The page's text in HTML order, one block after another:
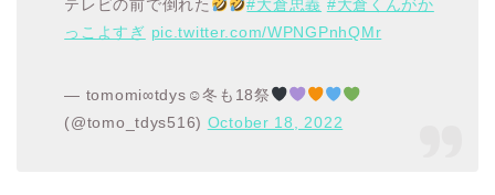
テレビの前で倒れた #大倉忠義 #大倉くんがか
っこよすぎ pic.twitter.com/WPNGPnhQMr
— tomomi∞tdys☺︎冬も18祭
(@tomo_tdys516) October 18, 2022